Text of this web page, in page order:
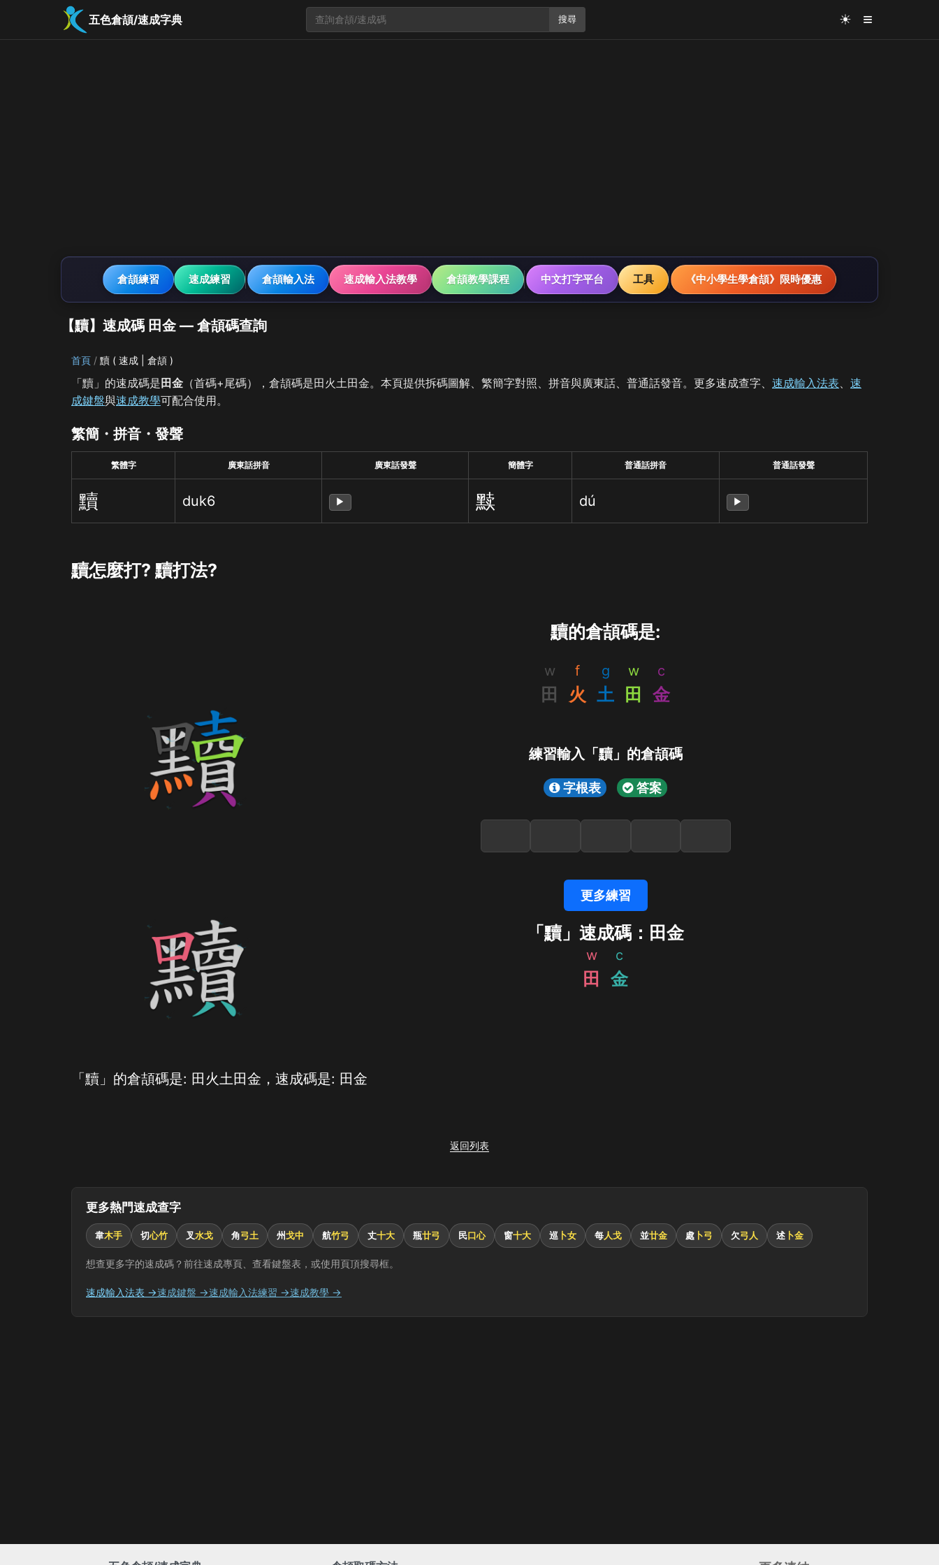
五色倉頡/速成字典 搜尋 ☀ ≡
倉頡練習 速成練習 倉頡輸入法 速成輸入法教學 倉頡教學課程 中文打字平台 工具 《中小學生學倉頡》限時優惠
【黷】速成碼 田金 — 倉頡碼查詢
首頁 黷 ( 速成 | 倉頡 )
「黷」的速成碼是 田金 （首碼+尾碼），倉頡碼是田火土田金。本頁提供拆碼圖解、繁簡字對照、拼音與廣東話、普通話發音。更多速成查字、 速成輸入法表、 速
成鍵盤與速成教學可配合使用。
繁簡・拼音・發聲
繁體字 廣東話拼音 廣東話發聲 簡體字 普通話拼音 普通話發聲
黷 duk6 ▶ 黩 dú ▶
黷怎麼打? 黷打法?
黷的倉頡碼是:
w
田
f
火
g
土
w
田
c
金
練習輸入「黷」的倉頡碼
字根表 答案
更多練習
「黷」速成碼：田金
w
田
c
金
「黷」的倉頡碼是: 田火土田金，速成碼是: 田金
返回列表
更多熱門速成查字
韋木手 切心竹 叉水戈 角弓土 州戈中 航竹弓 丈十大 瓶廿弓 民口心 窗十大 巡 卜女 每人戈 並廿金 處 卜弓 欠弓人 述 卜金
想查更多字的速成碼？前往速成專頁、查看鍵盤表，或使用頁頂搜尋框。
速成輸入法表 →速成鍵盤 →速成輸入法練習 →速成教學 →